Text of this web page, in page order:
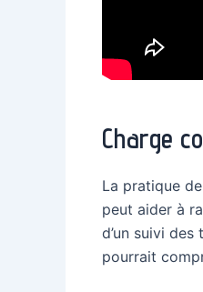
Charge
La pratique
peut aider à
d’un suivi
pourrait